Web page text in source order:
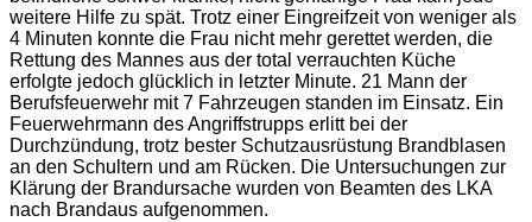
weitere Hilfe zu spät. Trotz einer Eingreifzeit von weniger als
4 Minuten konnte die Frau nicht mehr gerettet werden, die
Rettung des Mannes aus der total verrauchten Küche
erfolgte jedoch glücklich in letzter Minute. 21 Mann der
Berufsfeuerwehr mit 7 Fahrzeugen standen im Einsatz. Ein
Feuerwehrmann des Angriffstrupps erlitt bei der
Durchzündung, trotz bester Schutzausrüstung Brandblasen
an den Schultern und am Rücken. Die Untersuchungen zur
Klärung der Brandursache wurden von Beamten des LKA
nach Brandaus aufgenommen.